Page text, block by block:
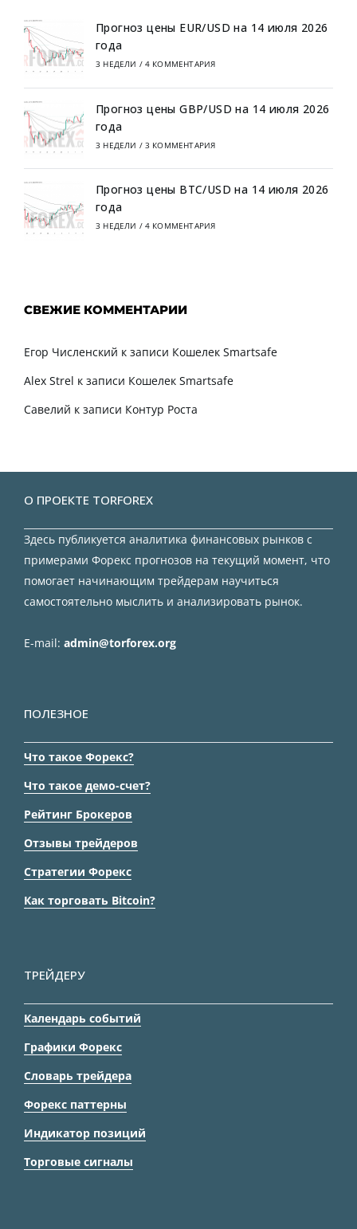
Прогноз цены EUR/USD на 14 июля 2026
года
3 НЕДЕЛИ / 4 КОММЕНТАРИЯ
Прогноз цены GBP/USD на 14 июля 2026
года
3 НЕДЕЛИ / 3 КОММЕНТАРИЯ
Прогноз цены BTC/USD на 14 июля 2026
года
3 НЕДЕЛИ / 4 КОММЕНТАРИЯ
СВЕЖИЕ КОММЕНТАРИИ
Егор Численский к записи Кошелек Smartsafe
Alex Strel к записи Кошелек Smartsafe
Савелий к записи Контур Роста
О ПРОЕКТЕ TORFOREX
Здесь публикуется аналитика финансовых рынков с
примерами Форекс прогнозов на текущий момент, что
помогает начинающим трейдерам научиться
самостоятельно мыслить и анализировать рынок.
E-mail: admin@torforex.org
ПОЛЕЗНОЕ
Что такое Форекс?
Что такое демо-счет?
Рейтинг Брокеров
Отзывы трейдеров
Стратегии Форекс
Как торговать Bitcoin?
ТРЕЙДЕРУ
Календарь событий
Графики Форекс
Словарь трейдера
Форекс паттерны
Индикатор позиций
Торговые сигналы